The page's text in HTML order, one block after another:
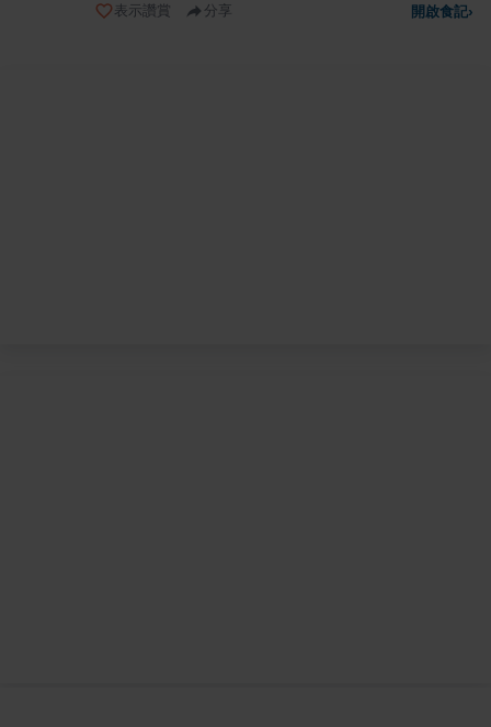
表示讚賞 分享 開啟食記›